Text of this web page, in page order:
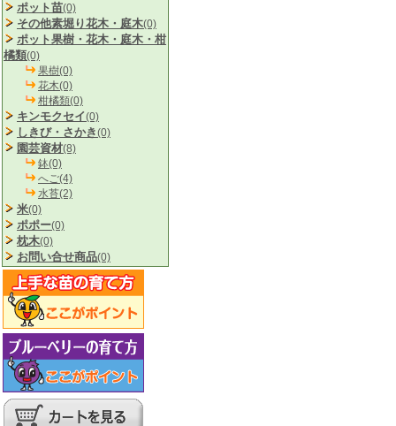
ポット苗(0)
その他素堀り花木・庭木(0)
ポット果樹・花木・庭木・柑
橘類(0)
果樹(0)
花木(0)
柑橘類(0)
キンモクセイ(0)
しきび・さかき(0)
園芸資材(8)
鉢(0)
へご(4)
水苔(2)
米(0)
ポポー(0)
枕木(0)
お問い合せ商品(0)